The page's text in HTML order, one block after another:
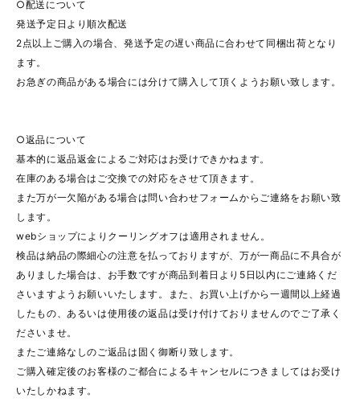
○配送について
発送予定日より順次配送
2点以上ご購入の場合、発送予定の遅い商品に合わせて同梱出荷となり
ます。
お急ぎの商品がある場合には分けて購入して頂くようお願い致します。
○返品について
基本的に返品返金によるご対応はお受けできかねます。
在庫のある場合はご交換での対応をさせて頂きます。
また万が一欠陥がある場合は問い合わせフォームからご連絡をお願い致
します。
webショップによりクーリングオフは適用されません。
検品は納品の際細心の注意を払っておりますが、万が一商品に不具合が
ありました場合は、お手数ですが商品到着日より5日以内にご連絡くだ
さいますようお願いいたします。また、お買い上げから一週間以上経過
したもの、あるいは使用後の返品は受け付けておりませんのでご了承く
ださいませ。
またご連絡なしのご返品は固く御断り致します。
ご購入確定後のお客様のご都合によるキャンセルにつきましてはお受け
いたしかねます。